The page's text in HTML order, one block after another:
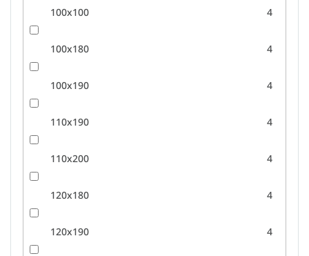
100x100 4
100x180 4
100x190 4
110x190 4
110x200 4
120x180 4
120x190 4